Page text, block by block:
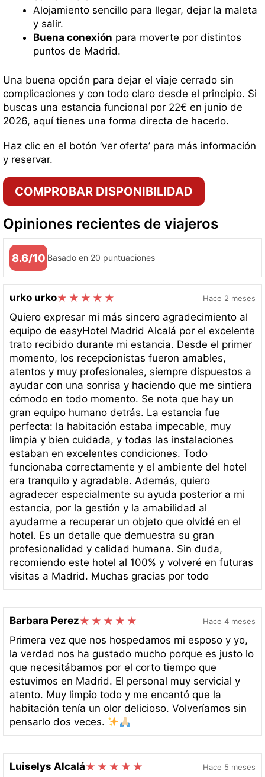
Alojamiento sencillo para llegar, dejar la maleta
y salir.
Buena conexión para moverte por distintos
puntos de Madrid.
Una buena opción para dejar el viaje cerrado sin
complicaciones y con todo claro desde el principio. Si
buscas una estancia funcional por 22€ en junio de
2026, aquí tienes una forma directa de hacerlo.
Haz clic en el botón ‘ver oferta’ para más información
y reservar.
COMPROBAR DISPONIBILIDAD
Opiniones recientes de viajeros
8.6/10 Basado en 20 puntuaciones
urko urko Hace 2 meses
Quiero expresar mi más sincero agradecimiento al
equipo de easyHotel Madrid Alcalá por el excelente
trato recibido durante mi estancia. Desde el primer
momento, los recepcionistas fueron amables,
atentos y muy profesionales, siempre dispuestos a
ayudar con una sonrisa y haciendo que me sintiera
cómodo en todo momento. Se nota que hay un
gran equipo humano detrás. La estancia fue
perfecta: la habitación estaba impecable, muy
limpia y bien cuidada, y todas las instalaciones
estaban en excelentes condiciones. Todo
funcionaba correctamente y el ambiente del hotel
era tranquilo y agradable. Además, quiero
agradecer especialmente su ayuda posterior a mi
estancia, por la gestión y la amabilidad al
ayudarme a recuperar un objeto que olvidé en el
hotel. Es un detalle que demuestra su gran
profesionalidad y calidad humana. Sin duda,
recomiendo este hotel al 100% y volveré en futuras
visitas a Madrid. Muchas gracias por todo
Barbara Perez Hace 4 meses
Primera vez que nos hospedamos mi esposo y yo,
la verdad nos ha gustado mucho porque es justo lo
que necesitábamos por el corto tiempo que
estuvimos en Madrid. El personal muy servicial y
atento. Muy limpio todo y me encantó que la
habitación tenía un olor delicioso. Volveríamos sin
pensarlo dos veces.
Luiselys Alcalá Hace 5 meses